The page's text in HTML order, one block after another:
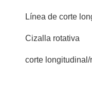
Línea de corte
Cizalla rotativa
corte longitudinal/repuestos